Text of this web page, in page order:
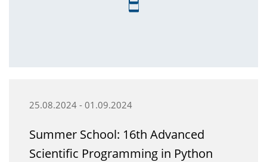
25.08.2024 - 01.09.2024
Summer School: 16th Advanced
Scientific Programming in Python